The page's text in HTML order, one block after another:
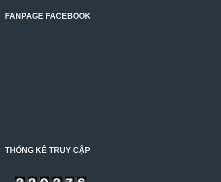
FANPAGE FACEBOOK
THỐNG KÊ TRUY CẬP